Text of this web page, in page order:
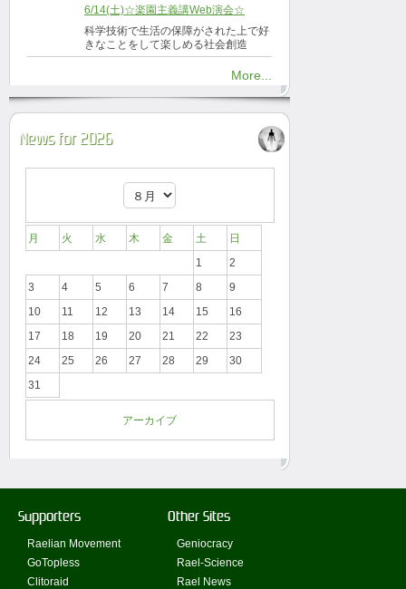
6/14(土)☆楽園主義講Web演会☆
科学技術で生活の保障がされた上で好
きなことをして楽しめる社会創造
More...
News for 2026
月 火 水 木 金 土
日
1
2
3
4 5 6 7 8
9
10
11 12 13 14 15
16
17
18 19 20 21 22
23
24
25 26 27 28 29
30
31
アーカイブ
Supporters
Raelian Movement
GoTopless
Clitoraid
Other Sites
Geniocracy
Rael-Science
Rael News